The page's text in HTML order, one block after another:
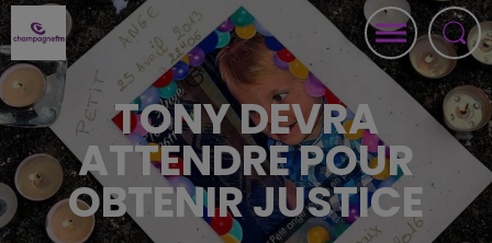
TONY DEVRA
ATTENDRE POUR
OBTENIR JUSTICE